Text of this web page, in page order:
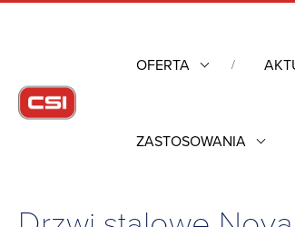
OFERTA
ZASTOSOWANIA
Obudowy przemysłowe